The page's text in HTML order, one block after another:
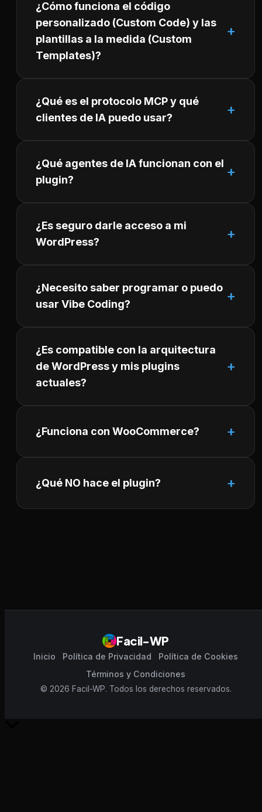
¿Cómo funciona el código
personalizado (Custom Code) y las
plantillas a la medida (Custom
Templates)?
¿Qué es el protocolo MCP y qué
clientes de IA puedo usar?
¿Qué agentes de IA funcionan con el
plugin?
¿Es seguro darle acceso a mi
WordPress?
¿Necesito saber programar o puedo
usar Vibe Coding?
¿Es compatible con la arquitectura
de WordPress y mis plugins
actuales?
¿Funciona con WooCommerce?
¿Qué NO hace el plugin?
Facil-WP
Inicio Política de Privacidad
Política de Cookies
Términos y Condiciones
© 2026 Facil-WP. Todos los derechos reservados.